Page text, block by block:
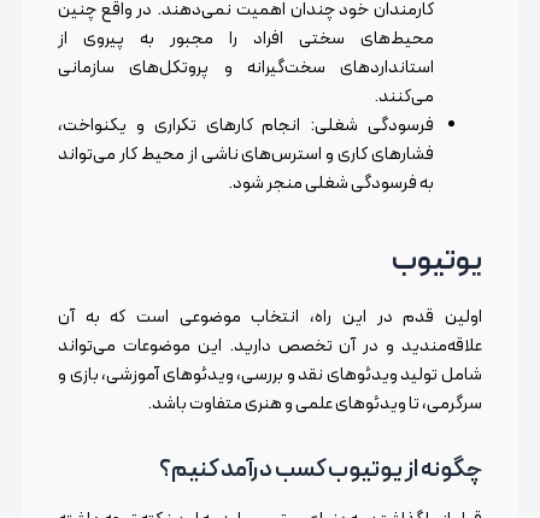
کارمندان خود چندان اهمیت نمی‌دهند. در واقع چنین
محیط‌های سختی افراد را مجبور به پیروی از
استانداردهای سخت‌گیرانه و پروتکل‌های سازمانی
می‌کنند.
فرسودگی شغلی: انجام کارهای تکراری و یکنواخت،
فشارهای کاری و استرس‌های ناشی از محیط کار می‌تواند
به فرسودگی شغلی منجر شود.
یوتیوب
اولین قدم در این راه، انتخاب موضوعی است که به آن
علاقه‌مندید و در آن تخصص دارید. این موضوعات می‌تواند
شامل تولید ویدئوهای نقد و بررسی، ویدئوهای آموزشی، بازی‌ و
سرگرمی، تا ویدئوهای علمی و هنری متفاوت باشد.
چگونه از یوتیوب کسب درآمد کنیم؟